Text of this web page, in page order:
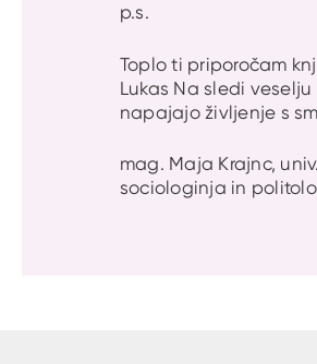
p.s.
Toplo ti priporočam
Lukas Na sledi veselju
napajajo življenje s
mag. Maja Krajnc,
sociologinja in